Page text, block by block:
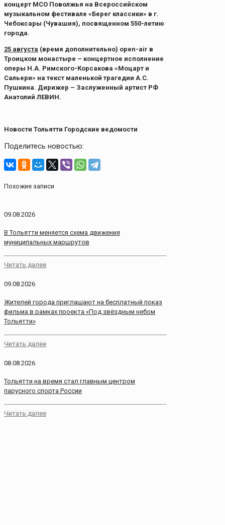
концерт МСО Поволжья на Всероссийском
музыкальном фестивале «Берег классики» в г.
Чебоксары (Чувашия), посвященном 550-летию
города.
25 августа (время дополнительно) open-air в
Троицком монастыре – концертное исполнение
оперы Н.А. Римского-Корсакова «Моцарт и
Сальери» на текст маленькой трагедии А.С.
Пушкина. Дирижер – Заслуженный артист РФ
Анатолий ЛЕВИН.
Новости Тольятти Городские ведомости
Поделитесь новостью:
Похожие записи
09.08.2026
В Тольятти меняется схема движения
муниципальных маршрутов
Читать далее
09.08.2026
Жителей города приглашают на бесплатный показ
фильма в рамках проекта «Под звёздным небом
Тольятти»
Читать далее
08.08.2026
Тольятти на время стал главным центром
парусного спорта России
Читать далее